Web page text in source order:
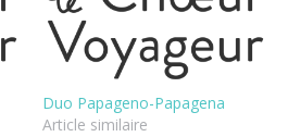
Duo Papageno-Papagena
Article similaire